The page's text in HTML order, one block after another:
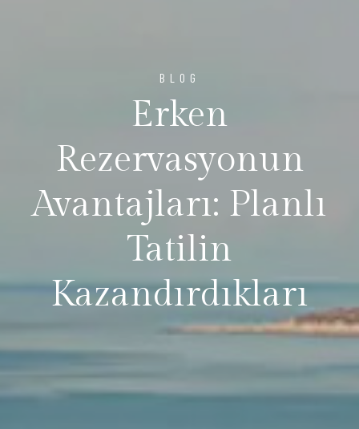
BLOG
Erken
Rezervasyonun
Avantajları: Planlı
Tatilin
Kazandırdıkları